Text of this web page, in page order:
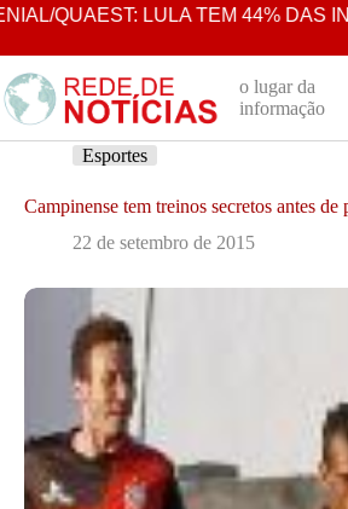
Pular
o
conteúdo
LULA TEM 44% DAS
o lugar da
informação
Esportes
Campinense tem treinos secretos antes de
22 de setembro de 2015